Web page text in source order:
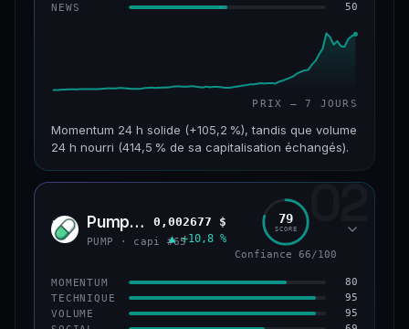
NEWS 50
PRIX — 7 JOURS
Momentum 24 h solide (+105,2 %), tandis que volume
24 h nourri (414,5 % de sa capitalisation échangés).
CAP. MARCHÉ VOLUME 24 H
VAR. 7 J VAR. 30 J
+1 610,9 %
VS ATH
−28,0 %
02
PUMP Pump.fun
PUMP · capi #65
0,002677 $
▲ +10,8 %
79
SCORE
Confiance 66/100
MOMENTUM 80
TECHNIQUE 95
VOLUME 95